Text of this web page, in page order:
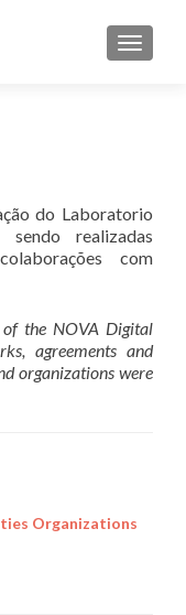
do Laboratorio
realizadas
com
of the NOVA Digital
agreements and
organizations were
Organizations